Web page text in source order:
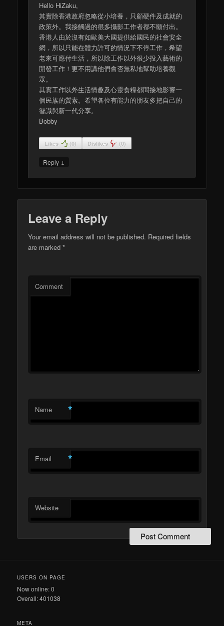
Hello HiZaku,
其實除香港政府忽略從小培養，只顧硬件及成就的
政策外。我接觸過的很多攝影工作者都不願付出。
香港人由於沒有如歐美大國提供給國民的社會安全
網，所以只能在體力許可的情況下不停工作，希望
老來可應付生活，所以除工作以外很少投入藝術的
開發工作！更不用講他們會否無私地幫助培養觀
眾。
其實工作以外生活情趣及心靈食糧都間接地影響一
個民族的質素。希望各位有能力的朋友多把自己的
智識與新一代分享。
Bobby
Likes (0) Dislikes (0)
Reply ↓
Leave a Reply
Your email address will not be published. Required fields
are marked*
Comment
Name *
Email *
Website
USERS ON PAGE
Now online: 0
Overall: 401038
META